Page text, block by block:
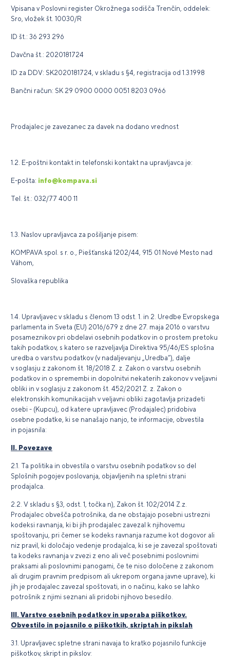
Vpisana v Poslovni register Okrožnega sodišča Trenčín, oddelek:
Sro, vložek št. 10030/R
ID št.: 36 293 296
Davčna št.: 2020181724
ID za DDV: SK2020181724, v skladu s §4, registracija od 1.3.1998
Bančni račun: SK 29 0900 0000 0051 8203 0966
Prodajalec je zavezanec za davek na dodano vrednost
1.2. E-poštni kontakt in telefonski kontakt na upravljavca je:
E-pošta: info@kompava.si
Tel. št.: 032/77 400 11
1.3. Naslov upravljavca za pošiljanje pisem:
KOMPAVA spol. s r. o., Piešťanská 1202/44, 915 01 Nové Mesto nad
Váhom,
Slovaška republika
1.4. Upravljavec v skladu s členom 13 odst. 1. in 2. Uredbe Evropskega
parlamenta in Sveta (EU) 2016/679 z dne 27. maja 2016 o varstvu
posameznikov pri obdelavi osebnih podatkov in o prostem pretoku
takih podatkov, s katero se razveljavlja Direktiva 95/46/ES splošna
uredba o varstvu podatkov (v nadaljevanju „Uredba“), dalje
v soglasju z zakonom št. 18/2018 Z. z. Zakon o varstvu osebnih
podatkov in o spremembi in dopolnitvi nekaterih zakonov v veljavni
obliki in v soglasju z zakonom št. 452/2021 Z. z. Zakon o
elektronskih komunikacijah v veljavni obliki zagotavlja prizadeti
osebi - (Kupcu), od katere upravljavec (Prodajalec) pridobiva
osebne podatke, ki se nanašajo nanjo, te informacije, obvestila
in pojasnila:
II. Povezave
2.1. Ta politika in obvestila o varstvu osebnih podatkov so del
Splošnih pogojev poslovanja, objavljenih na spletni strani
prodajalca.
2.2. V skladu s §3, odst. 1, točka n), Zakon št. 102/2014 Z.z.
Prodajalec obvešča potrošnika, da ne obstajajo posebni ustrezni
kodeksi ravnanja, ki bi jih prodajalec zavezal k njihovemu
spoštovanju, pri čemer se kodeks ravnanja razume kot dogovor ali
niz pravil, ki določajo vedenje prodajalca, ki se je zavezal spoštovati
ta kodeks ravnanja v zvezi z eno ali več posebnimi poslovnimi
praksami ali poslovnimi panogami, če te niso določene z zakonom
ali drugim pravnim predpisom ali ukrepom organa javne uprave), ki
jih je prodajalec zavezal spoštovati, in o načinu, kako se lahko
potrošnik z njimi seznani ali pridobi njihovo besedilo.
III. Varstvo osebnih podatkov in uporaba piškotkov.
Obvestilo in pojasnilo o piškotkih, skriptah in pikslah
3.1. Upravljavec spletne strani navaja to kratko pojasnilo funkcije
piškotkov, skript in pikslov: